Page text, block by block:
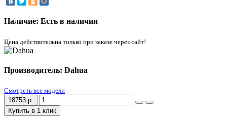
Наличие: Есть в наличии
Цена действительна только при заказе через сайт!
Производитель: Dahua
Смотреть все модели
18753 р.
Купить в 1 клик